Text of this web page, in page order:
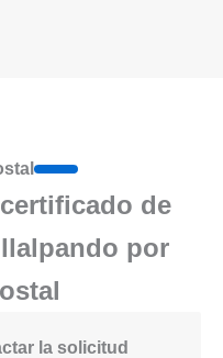
de
por
la solicitud